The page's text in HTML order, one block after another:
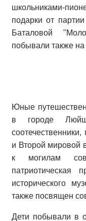
школьниками-
подарки от
Баталовой
побывали также на
Юные
в городе
и Второй мировой
к могилам
патриотическая
исторического
также посвящен
Дети побывали в